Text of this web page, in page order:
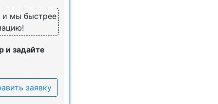
и мы быстрее
и задайте
заявку